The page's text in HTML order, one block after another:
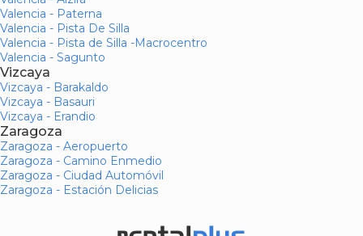
Valencia - Paterna
Valencia - Pista De Silla
Valencia - Pista de Silla -Macrocentro
Valencia - Sagunto
Vizcaya
Vizcaya - Barakaldo
Vizcaya - Basauri
Vizcaya - Erandio
Zaragoza
Zaragoza - Aeropuerto
Zaragoza - Camino Enmedio
Zaragoza - Ciudad Automóvil
Zaragoza - Estación Delicias